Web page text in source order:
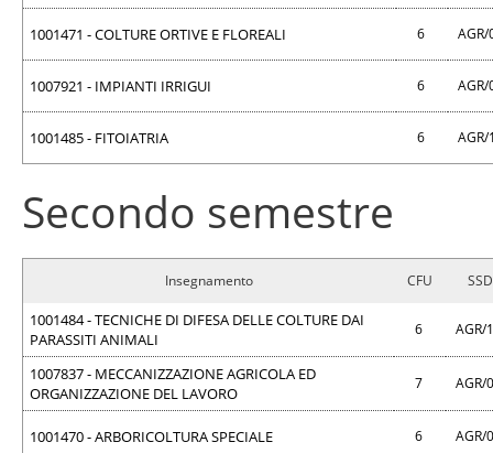
1001471 - COLTURE ORTIVE E FLOREALI 6
1007921 - IMPIANTI IRRIGUI 6
1001485 - FITOIATRIA 6
Secondo semestre
Insegnamento CFU SSD
1001484 - TECNICHE DI DIFESA DELLE COLTURE DAI
PARASSITI ANIMALI
6 AGR/
1007837 - MECCANIZZAZIONE AGRICOLA ED
ORGANIZZAZIONE DEL LAVORO
7 AGR/
1001470 - ARBORICOLTURA SPECIALE 6 AGR/